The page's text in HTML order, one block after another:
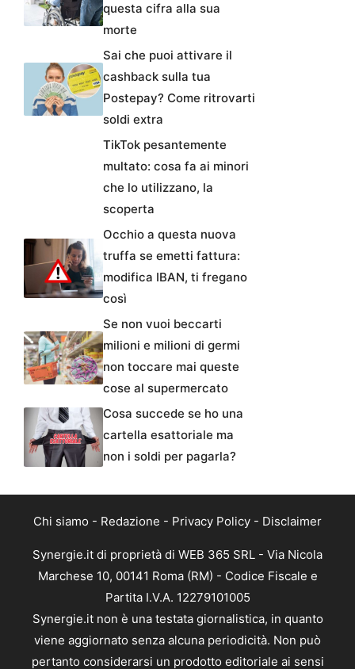
questa cifra alla sua
morte
Sai che puoi attivare il
cashback sulla tua
Postepay? Come ritrovarti
soldi extra
TikTok pesantemente
multato: cosa fa ai minori
che lo utilizzano, la
scoperta
Occhio a questa nuova
truffa se emetti fattura:
modifica IBAN, ti fregano
così
Se non vuoi beccarti
milioni e milioni di germi
non toccare mai queste
cose al supermercato
Cosa succede se ho una
cartella esattoriale ma
non i soldi per pagarla?
Chi siamo - Redazione - Privacy Policy - Disclaimer
Synergie.it di proprietà di WEB 365 SRL - Via Nicola
Marchese 10, 00141 Roma (RM) - Codice Fiscale e
Partita I.V.A. 12279101005
Synergie.it non è una testata giornalistica, in quanto
viene aggiornato senza alcuna periodicità. Non può
pertanto considerarsi un prodotto editoriale ai sensi